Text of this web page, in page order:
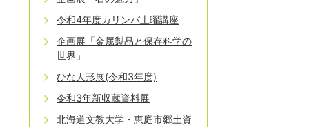
令和4年度カリンバ土曜講座
企画展「金属製品と保存科学の
世界」
ひな人形展(令和3年度)
令和3年新収蔵資料展
北海道文教大学・恵庭市郷土資